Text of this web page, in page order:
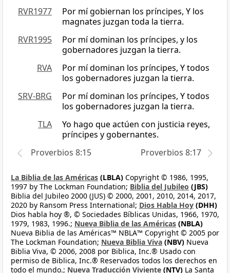
RVR1977
Por mí gobiernan los príncipes, Y los
magnates juzgan toda la tierra.
RVR1995
Por mí dominan los príncipes, y los
gobernadores juzgan la tierra.
RVA
Por mí dominan los príncipes, Y todos
los gobernadores juzgan la tierra.
SRV-BRG
Por mí dominan los príncipes, Y todos
los gobernadores juzgan la tierra.
TLA
Yo hago que actúen con justicia reyes,
príncipes y gobernantes.
Proverbios 8:15
Proverbios 8:17
La Biblia de las Américas (LBLA) Copyright © 1986, 1995,
1997 by The Lockman Foundation; Biblia del Jubileo (JBS)
Biblia del Jubileo 2000 (JUS) © 2000, 2001, 2010, 2014, 2017,
2020 by Ransom Press International; Dios Habla Hoy (DHH)
Dios habla hoy ®, © Sociedades Bíblicas Unidas, 1966, 1970,
1979, 1983, 1996.; Nueva Biblia de las Américas (NBLA)
Nueva Biblia de las Américas™ NBLA™ Copyright © 2005 por
The Lockman Foundation; Nueva Biblia Viva (NBV) Nueva
Biblia Viva, © 2006, 2008 por Biblica, Inc.® Usado con
permiso de Biblica, Inc.® Reservados todos los derechos en
todo el mundo.; Nueva Traducción Viviente (NTV) La Santa